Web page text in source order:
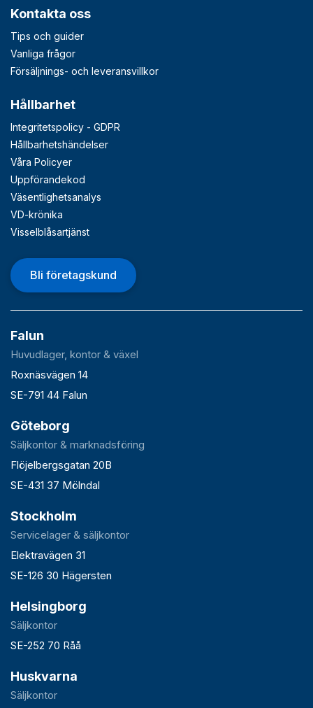
Kontakta oss
Tips och guider
Vanliga frågor
Försäljnings- och leveransvillkor
Hållbarhet
Integritetspolicy - GDPR
Hållbarhetshändelser
Våra Policyer
Uppförandekod
Väsentlighetsanalys
VD-krönika
Visselblåsartjänst
Bli företagskund
Falun
Huvudlager, kontor & växel
Roxnäsvägen 14
SE-791 44 Falun
Göteborg
Säljkontor & marknadsföring
Flöjelbergsgatan 20B
SE-431 37 Mölndal
Stockholm
Servicelager & säljkontor
Elektravägen 31
SE-126 30 Hägersten
Helsingborg
Säljkontor
SE-252 70 Råå
Huskvarna
Säljkontor